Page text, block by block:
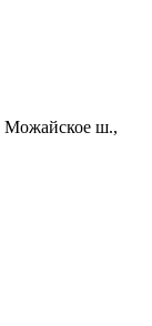
Можайское ш.,